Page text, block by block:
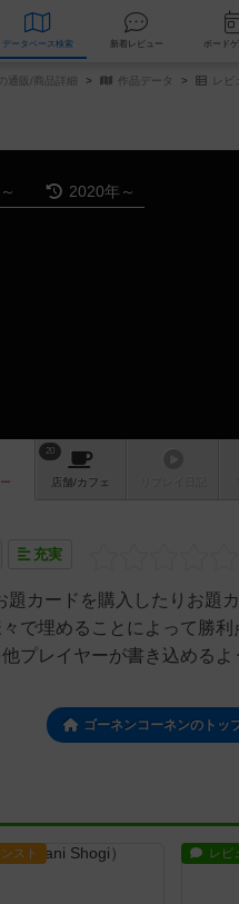
データベース 検索 新着レビュー
通販/商品詳細 作品データ レビ
2020年～
20
店舗/カフェ
充実
題カードを購入したりお題
で埋めることによって勝
プレイヤーが書き込める
ゴーネンコーネンのトッ
スト レビ